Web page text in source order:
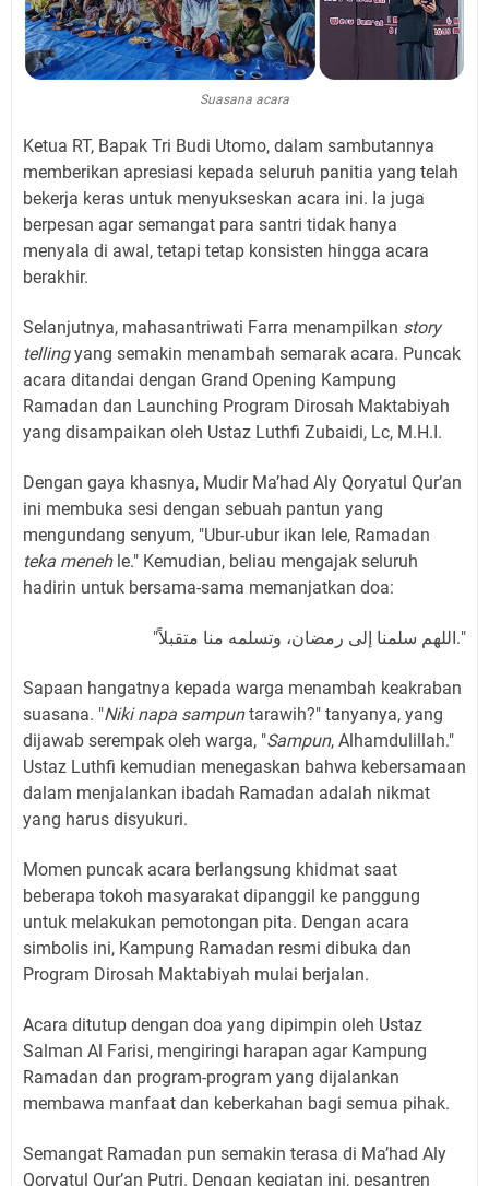
Suasana acara
Ketua RT, Bapak Tri Budi Utomo, dalam sambutannya
memberikan apresiasi kepada seluruh panitia yang telah
bekerja keras untuk menyukseskan acara ini. Ia juga
berpesan agar semangat para santri tidak hanya
menyala di awal, tetapi tetap konsisten hingga acara
berakhir.
Selanjutnya, mahasantriwati Farra menampilkan story
tellingyang semakin menambah semarak acara. Puncak
acara ditandai dengan Grand Opening Kampung
Ramadan dan Launching Program Dirosah Maktabiyah
yang disampaikan oleh Ustaz Luthfi Zubaidi, Lc, M.H.I.
Dengan gaya khasnya, Mudir Ma’had Aly Qoryatul Qur’an
ini membuka sesi dengan sebuah pantun yang
mengundang senyum, "Ubur-ubur ikan lele, Ramadan
teka menehle." Kemudian, beliau mengajak seluruh
hadirin untuk bersama-sama memanjatkan doa:
"اللهم سلمنا إلى رمضان، وتسلمه منا متقبلاً."
Sapaan hangatnya kepada warga menambah keakraban
suasana. "Niki napa sampuntarawih?" tanyanya, yang
dijawab serempak oleh warga, "Sampun, Alhamdulillah."
Ustaz Luthfi kemudian menegaskan bahwa kebersamaan
dalam menjalankan ibadah Ramadan adalah nikmat
yang harus disyukuri.
Momen puncak acara berlangsung khidmat saat
beberapa tokoh masyarakat dipanggil ke panggung
untuk melakukan pemotongan pita. Dengan acara
simbolis ini, Kampung Ramadan resmi dibuka dan
Program Dirosah Maktabiyah mulai berjalan.
Acara ditutup dengan doa yang dipimpin oleh Ustaz
Salman Al Farisi, mengiringi harapan agar Kampung
Ramadan dan program-program yang dijalankan
membawa manfaat dan keberkahan bagi semua pihak.
Semangat Ramadan pun semakin terasa di Ma’had Aly
Qoryatul Qur’an Putri. Dengan kegiatan ini, pesantren